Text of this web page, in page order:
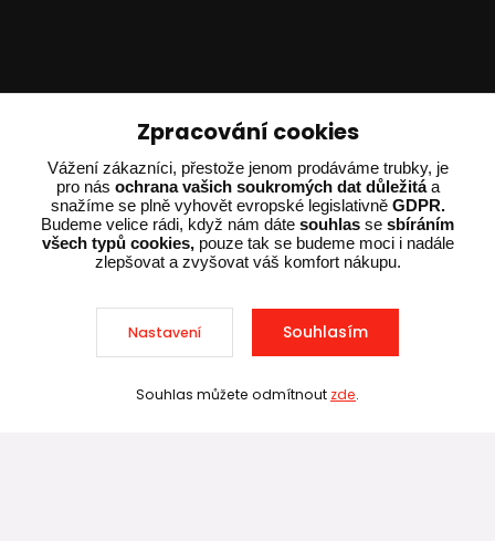
Sleva při nákupu nad 10 000 Kč
Technické poradenství
+420 602 234 254
(Po-Pá 8:00 - 15:00)
Zpracování cookies
Vážení zákazníci, přestože jenom prodáváme trubky, je
pro nás ochrana vašich soukromých dat důležitáa
snažíme se plně vyhovět evropské legislativně GDPR.
Budeme velice rádi, když nám dáte souhlas se sbíráním
všech typů cookies,pouze tak se budeme moci i nadále
zlepšovat a zvyšovat váš komfort nákupu.
Nastavení Souhlasím
Souhlas můžete odmítnout zde.